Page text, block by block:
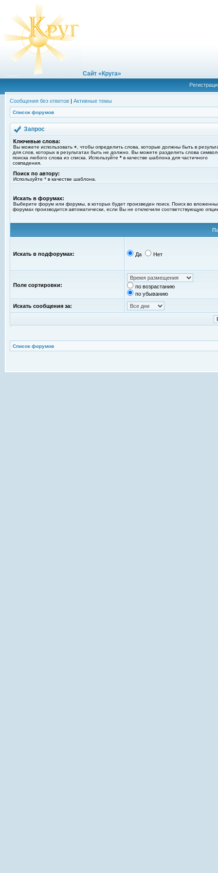
Сайт «Круга»
Сообщения без ответов | Активные темы
Список форумов
Запрос
Ключевые слова:
Вы можете использовать + , чтобы определить слова, которые должны быть в
для слов, которых в результатах быть не должно. Вы можете разделить слова
поиска любого слова из списка. Используйте * в качестве шаблона для частичного
совпадения.
Поиск по автору:
Используйте * в качестве шаблона.
Искать в форумах:
Выберите форум или форумы, в которых будет произведен поиск. Поиск во
форумах производится автоматически, если Вы не отключили соответствующую
Искать в подфорумах: Да Нет
Поле сортировки:
по возрастанию
по убыванию
Искать сообщения за:
Список форумов